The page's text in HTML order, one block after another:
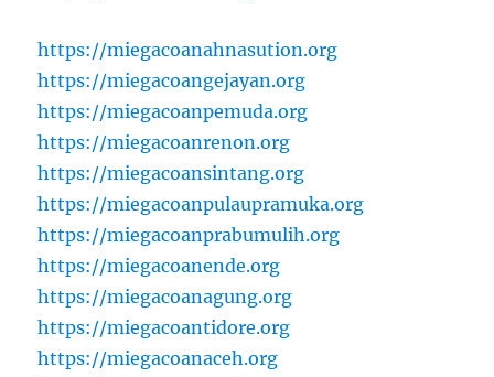
https://miegacoanahnasution.org
https://miegacoangejayan.org
https://miegacoanpemuda.org
https://miegacoanrenon.org
https://miegacoansintang.org
https://miegacoanpulaupramuka.org
https://miegacoanprabumulih.org
https://miegacoanende.org
https://miegacoanagung.org
https://miegacoantidore.org
https://miegacoanaceh.org